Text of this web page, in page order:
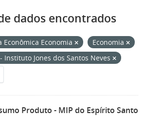
dados encontrados
Econômica Economia
Economia
- Instituto Jones dos Santos Neves
Produto - MIP do Espírito Santo